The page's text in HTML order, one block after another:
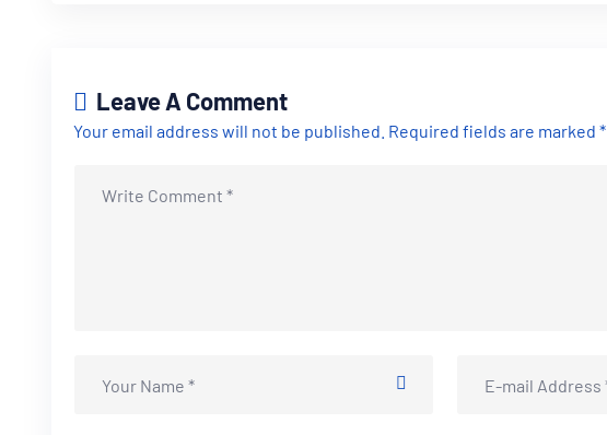
Leave A Comment
Your email address will not be published. Required fields are marked *